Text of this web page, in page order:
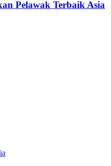
Pelawak Terbaik Asia